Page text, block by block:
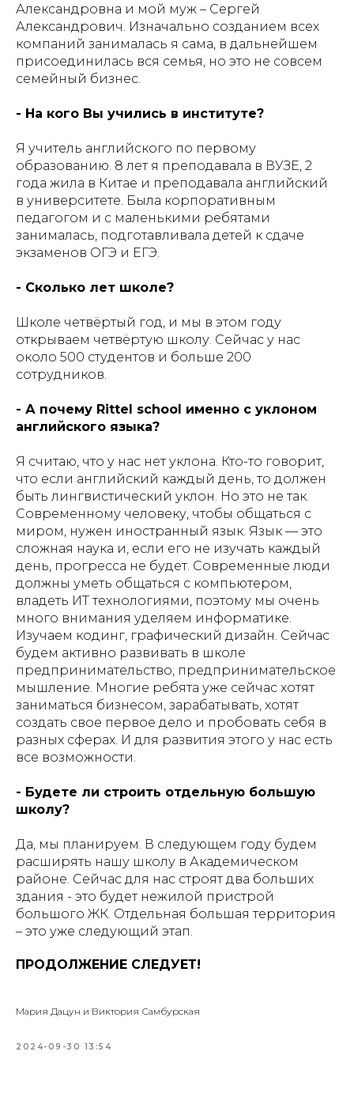
Александровна и мой муж – Сергей
Александрович. Изначально созданием всех
компаний занималась я сама, в дальнейшем
присоединилась вся семья, но это не совсем
семейный бизнес.
- На кого Вы учились в институте?
Я учитель английского по первому
образованию. 8 лет я преподавала в ВУЗЕ, 2
года жила в Китае и преподавала английский
в университете. Была корпоративным
педагогом и с маленькими ребятами
занималась, подготавливала детей к сдаче
экзаменов ОГЭ и ЕГЭ.
- Сколько лет школе?
Школе четвёртый год, и мы в этом году
открываем четвёртую школу. Сейчас у нас
около 500 студентов и больше 200
сотрудников.
- А почему Rittel school именно с уклоном
английского языка?
Я считаю, что у нас нет уклона. Кто-то говорит,
что если английский каждый день, то должен
быть лингвистический уклон. Но это не так.
Современному человеку, чтобы общаться с
миром, нужен иностранный язык. Язык — это
сложная наука и, если его не изучать каждый
день, прогресса не будет. Современные люди
должны уметь общаться с компьютером,
владеть ИТ технологиями, поэтому мы очень
много внимания уделяем информатике.
Изучаем кодинг, графический дизайн. Сейчас
будем активно развивать в школе
предпринимательство, предпринимательское
мышление. Многие ребята уже сейчас хотят
заниматься бизнесом, зарабатывать, хотят
создать свое первое дело и пробовать себя в
разных сферах. И для развития этого у нас есть
все возможности.
- Будете ли строить отдельную большую
школу?
Да, мы планируем. В следующем году будем
расширять нашу школу в Академическом
районе. Сейчас для нас строят два больших
здания - это будет нежилой пристрой
большого ЖК. Отдельная большая территория
– это уже следующий этап.
ПРОДОЛЖЕНИЕ СЛЕДУЕТ!
Мария Дацун и Виктория Самбурская
2024-09-30 13:54